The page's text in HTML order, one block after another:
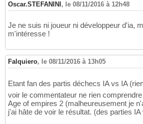
Oscar.STEFANINI , le 08/11/2016 à 12h48
Je ne suis ni joueur ni développeur d'ia,
m'intéresse !
Falquiero, le 08/11/2016 à 13h05
Etant fan des partis déchecs IA vs IA
voir le commentateur ne rien
Age of empires 2 (malheureusement je
j'ai hâte de voir le résultat. (des parties